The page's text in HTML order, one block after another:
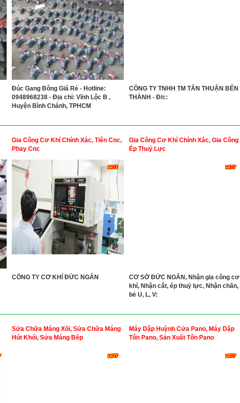
Đúc Gang Bông Giá Rẻ - Hotline:
0948968238 - Địa chỉ: Vĩnh Lộc B ,
Huyện Bình Chánh, TPHCM
CÔNG TY TNHH TM TÂN THUẬN BẾN
THÀNH - Đ/c:
Gia Công Cơ Khí Chính Xác, Tiên Cnc,
Phay Cnc
CÔNG TY CƠ KHÍ ĐỨC NGÂN
Gia Công Cơ Khí Chính Xác, Gia Công
Ép Thuỷ Lực
CƠ SỞ ĐỨC NGÂN, Nhận gia công cơ
khí, Nhận cắt, ép thuỷ lực, Nhận chấn,
bẻ U, L, V:
Sửa Chữa Máng Xối, Sửa Chữa Máng
Hút Khói, Sửa Máng Bếp
Máy Dập Huỳnh Cửa Pano, Máy Dập
Tôn Pano, Sản Xuất Tôn Pano